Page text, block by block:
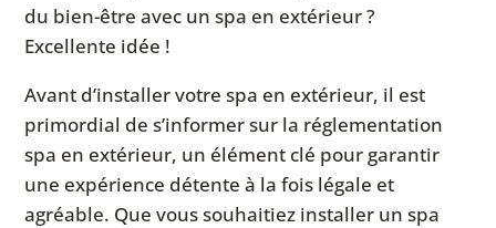
du bien-être avec un spa en extérieur ?
Excellente idée !
Avant d’installer votre spa en extérieur, il est
primordial de s’informer sur la réglementation
spa en extérieur, un élément clé pour garantir
une expérience détente à la fois légale et
agréable. Que vous souhaitiez installer un spa